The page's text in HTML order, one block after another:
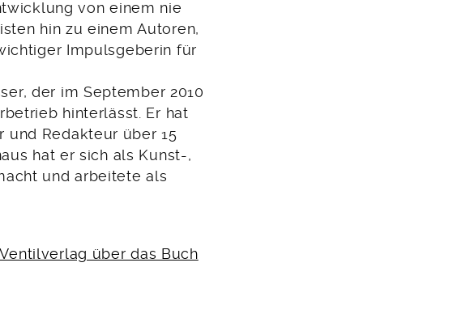
von einem nie
hin zu einem Autoren,
Impulsgeberin für
der im September 2010
hinterlässt. Er hat
und Redakteur über 15
hat er sich als Kunst-,
und arbeitete als
über das Buch